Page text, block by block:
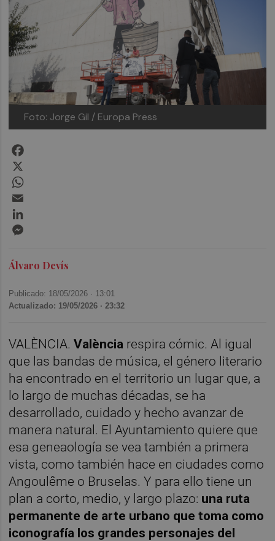
Foto: Jorge Gil / Europa Press
Álvaro Devís
Publicado: 18/05/2026 · 13:01
Actualizado: 19/05/2026 · 23:32
VALÈNCIA.València respira cómic. Al igual
que las bandas de música, el género literario
ha encontrado en el territorio un lugar que, a
lo largo de muchas décadas, se ha
desarrollado, cuidado y hecho avanzar de
manera natural. El Ayuntamiento quiere que
esa geneaología se vea también a primera
vista, como también hace en ciudades como
Angoulême o Bruselas. Y para ello tiene un
plan a corto, medio, y largo plazo: una ruta
permanente de arte urbano que toma como
iconografía los grandes personajes del